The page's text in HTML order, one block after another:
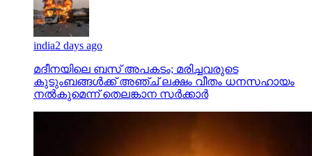
india2 days ago
മദീനയിലെ ബസ് അപകടം; മരിച്ചവരുടെ
കുടുംബങ്ങള്‍ക്ക് അഞ്ച് ലക്ഷം വീതം ധനസഹായം
നല്‍കുമെന്ന് തെലങ്കാന സര്‍ക്കാര്‍